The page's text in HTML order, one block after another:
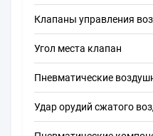
Клапаны управления
Угол места клапан
Пневматические
Удар орудий сжатого